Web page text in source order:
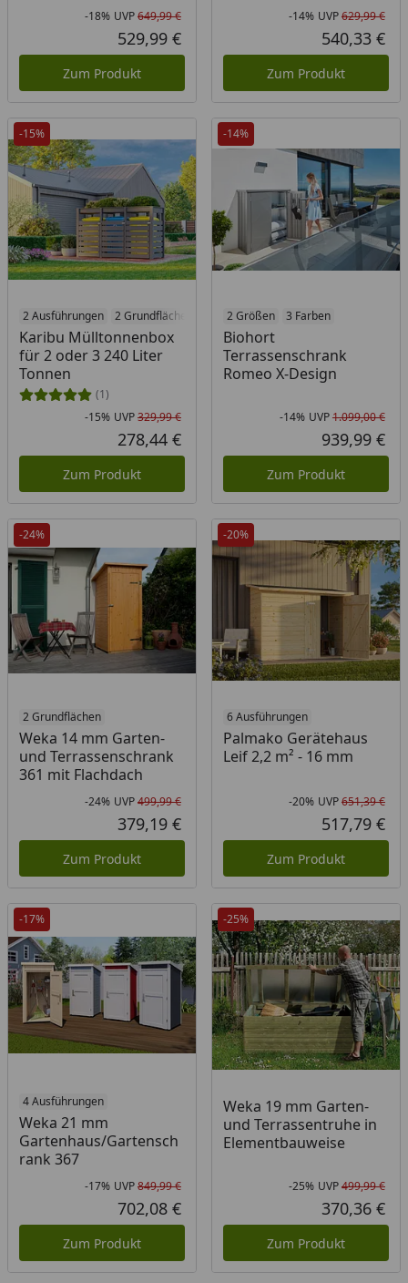
Rabatt in Prozent
-18%
Ursprünglicher Preis
UVP649,99 €
Aktueller Preis
529,99 €
Zum Produkt
-14% UVP629,99 €
540,33 €
Zum Produkt
-15%
2 Ausführungen 2 Grundflächen
Karibu Mülltonnenbox
für 2 oder 3 240 Liter
Tonnen
(1)
Rabatt in Prozent
-15%
Ursprünglicher Preis
UVP329,99 €
Aktueller Preis
278,44 €
Zum Produkt
-14%
2 Größen 3 Farben
Biohort
Terrassenschrank
Romeo X-Design
-14% UVP1.099,00 €
939,99 €
Zum Produkt
-24%
2 Grundflächen
Weka 14 mm Garten-
und Terrassenschrank
361 mit Flachdach
Rabatt in Prozent
-24%
Ursprünglicher Preis
UVP499,99 €
Aktueller Preis
379,19 €
Zum Produkt
-20%
6 Ausführungen
Palmako Gerätehaus
Leif 2,2 m² - 16 mm
-20% UVP651,39 €
517,79 €
Zum Produkt
-17%
4 Ausführungen
Weka 21 mm
Gartenhaus/Gartensch
rank 367
Rabatt in Prozent
-17%
Ursprünglicher Preis
UVP849,99 €
Aktueller Preis
702,08 €
Zum Produkt
-25%
Weka 19 mm Garten-
und Terrassentruhe in
Elementbauweise
-25% UVP499,99 €
370,36 €
Zum Produkt